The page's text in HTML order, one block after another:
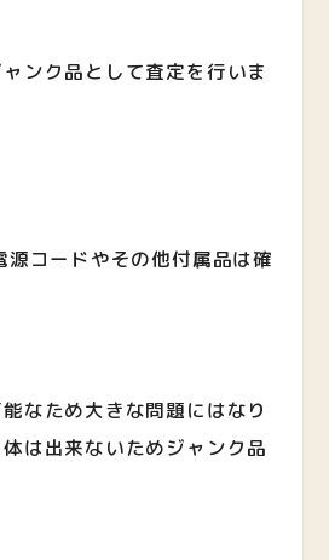
ンク品として査定を行いま
源コードやその他付属品は確
なため大きな問題にはなり
は出来ないためジャンク品